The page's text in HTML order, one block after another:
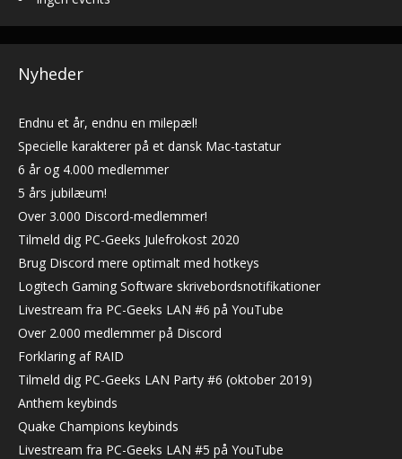
Nyheder
Endnu et år, endnu en milepæl!
Specielle karakterer på et dansk Mac-tastatur
6 år og 4.000 medlemmer
5 års jubilæum!
Over 3.000 Discord-medlemmer!
Tilmeld dig PC-Geeks Julefrokost 2020
Brug Discord mere optimalt med hotkeys
Logitech Gaming Software skrivebordsnotifikationer
Livestream fra PC-Geeks LAN #6 på YouTube
Over 2.000 medlemmer på Discord
Forklaring af RAID
Tilmeld dig PC-Geeks LAN Party #6 (oktober 2019)
Anthem keybinds
Quake Champions keybinds
Livestream fra PC-Geeks LAN #5 på YouTube